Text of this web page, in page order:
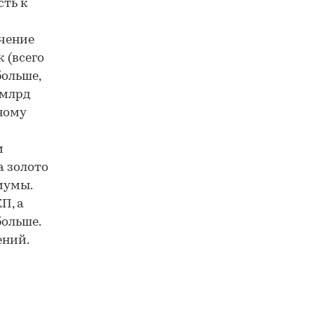
к
(всего
золото
а